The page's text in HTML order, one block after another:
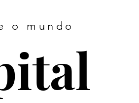
o mundo